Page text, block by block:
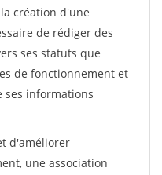
création d'une
de rédiger des
ses statuts que
de fonctionnement et
ses informations
d'améliorer
une association